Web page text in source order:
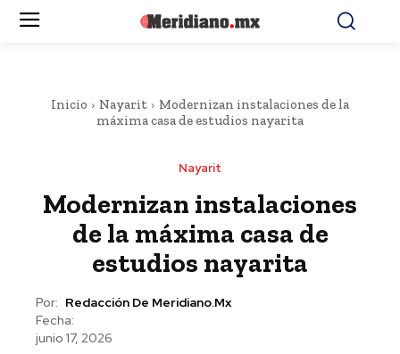
Inicio Nayarit
Modernizan instalaciones de la
máxima casa de estudios nayarita
Nayarit
Modernizan instalaciones
de la máxima casa de
estudios nayarita
Por: Redacción De Meridiano.mx
Fecha:
junio 17, 2026